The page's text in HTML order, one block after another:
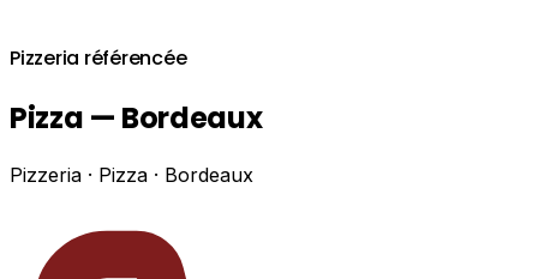
Pizzeria référencée
Pizza — Bordeaux
Pizzeria · Pizza · Bordeaux